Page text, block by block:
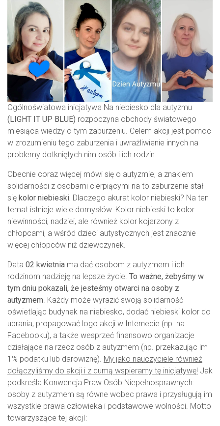
Ogólnoświatowa inicjatywa Na niebiesko dla autyzmu
(LIGHT IT UP BLUE) rozpoczyna obchody światowego
miesiąca wiedzy o tym zaburzeniu. Celem akcji jest pomoc
w zrozumieniu tego zaburzenia i uwrażliwienie innych na
problemy dotkniętych nim osób i ich rodzin.
Obecnie coraz więcej mówi się o autyzmie, a znakiem
solidarności z osobami cierpiącymi na to zaburzenie stał
się kolor niebieski. Dlaczego akurat kolor niebieski? Na ten
temat istnieje wiele domysłów. Kolor niebieski to kolor
niewinności, nadziei, ale również kolor kojarzony z
chłopcami, a wśród dzieci autystycznych jest znacznie
więcej chłopców niż dziewczynek.
Data 02 kwietnia ma dać osobom z autyzmem i ich
rodzinom nadzieję na lepsze życie. To ważne, żebyśmy w
tym dniu pokazali, że jesteśmy otwarci na osoby z
autyzmem. Każdy może wyrazić swoją solidarność
oświetlając budynek na niebiesko, dodać niebieski kolor do
ubrania, propagować logo akcji w Internecie (np. na
Facebooku), a także wesprzeć finansowo organizacje
działające na rzecz osób z autyzmem (np. przekazując im
1% podatku lub darowiznę). My jako nauczyciele również
dołączyliśmy do akcji i z dumą wspieramy tę inicjatywę! Jak
podkreśla Konwencja Praw Osób Niepełnosprawnych:
osoby z autyzmem są równe wobec prawa i przysługują im
wszystkie prawa człowieka i podstawowe wolności. Motto
towarzyszące tej akcjI: